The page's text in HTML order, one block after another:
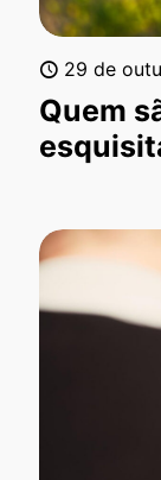
29 de
Quem